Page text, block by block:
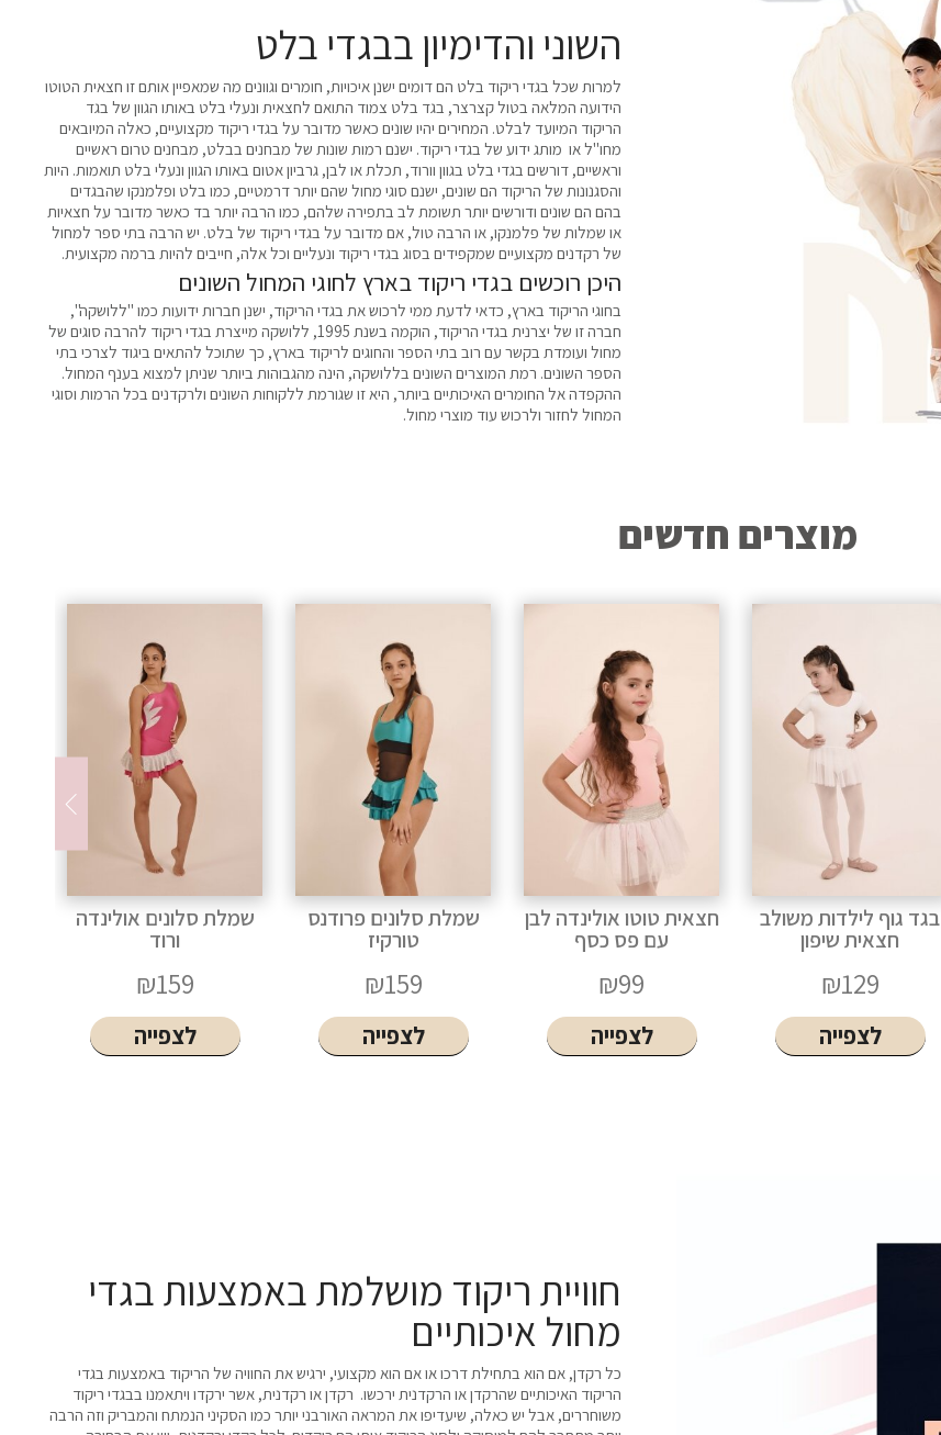
השוני והדימיון בבגדי בלט
למרות שכל בגדי ריקוד בלט הם דומים ישנן איכויות, חומרים וגוונים מה שמאפיין אותם זו חצאית הטוטו
הידועה המלאה בטול קצרצר, בגד בלט צמוד התואם לחצאית ונעלי בלט באותו הגוון של בגד
הריקוד המיועד לבלט. המחירים יהיו שונים כאשר מדובר על בגדי ריקוד מקצועיים, כאלה המיובאים
מחו"ל או מותג ידוע של בגדי ריקוד. ישנם רמות שונות של מבחנים בבלט, מבחנים טרום ראשיים
וראשיים, דורשים בגדי בלט בגוון וורוד, תכלת או לבן, גרביון אטום באותו הגוון ונעלי בלט תואמות. היות
והסגנונות של הריקוד הם שונים, ישנם סוגי מחול שהם יותר דרמטיים, כמו בלט ופלמנקו שהבגדים
בהם הם שונים ודורשים יותר תשומת לב בתפירה שלהם, כמו הרבה יותר בד כאשר מדובר על חצאיות
או שמלות של פלמנקו, או הרבה טול, אם מדובר על בגדי ריקוד של בלט. יש הרבה בתי ספר למחול
של רקדנים מקצועיים שמקפידים בסוג בגדי ריקוד ונעליים וכל אלה, חייבים להיות ברמה מקצועית.
היכן רוכשים בגדי ריקוד בארץ לחוגי המחול השונים
בחוגי הריקוד בארץ, כדאי לדעת ממי לרכוש את בגדי הריקוד, ישנן חברות ידועות כמו "ללושקה",
חברה זו של יצרנית בגדי הריקוד, הוקמה בשנת 1995, ללושקה מייצרת בגדי ריקוד להרבה סוגים של
מחול ועומדת בקשר עם רוב בתי הספר והחוגים לריקוד בארץ, כך שתוכל להתאים ביגוד לצרכי בתי
הספר השונים. רמת המוצרים השונים בללושקה, הינה מהגבוהות ביותר שניתן למצוא בענף המחול.
ההקפדה אל החומרים האיכותיים ביותר, היא זו שגורמת ללקוחות השונים ולרקדנים בכל הרמות וסוגי
המחול לחזור ולרכוש עוד מוצרי מחול.
מוצרים חדשים
חצאית טוטו אולינדה לבן
עם פס כסף
₪99
לצפייה
שמלת סלונים פרודנס
טורקיז
₪159
לצפייה
שמלת סלונים אולינדה
ורוד
₪159
לצפייה
שמלת פלמנקו אדומה
לילדות
₪99
לצפייה
חוויית ריקוד מושלמת באמצעות בגדי
מחול איכותיים
כל רקדן, אם הוא בתחילת דרכו או אם הוא מקצועי, ירגיש את החוויה של הריקוד באמצעות בגדי
הריקוד האיכותיים שהרקדן או הרקדנית ירכשו. רקדן או רקדנית, אשר ירקדו ויתאמנו בבגדי ריקוד
משוחררים, אבל יש כאלה, שיעדיפו את המראה האורבני יותר כמו הסקיני הנמתח והמבריק וזה הרבה